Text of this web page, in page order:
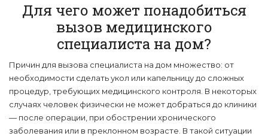
Для чего может понадобиться
вызов медицинского
специалиста на дом?
Причин для вызова специалиста на дом множество: от
необходимости сделать укол или капельницу до сложных
процедур, требующих медицинского контроля. В некоторых
случаях человек физически не может добраться до клиники
— после операции, при обострении хронического
заболевания или в преклонном возрасте. В такой ситуации